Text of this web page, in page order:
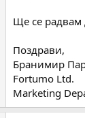
Ще се радвам
Поздрави,
Бранимир
Fortumo Ltd.
Marketing